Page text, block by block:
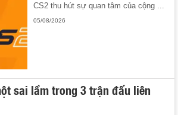
CS2 thu hút sự quan tâm của cộng ...
05/08/2026
sai lầm trong 3 trận đấu liên